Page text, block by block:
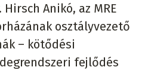
Anikó, az MRE
osztályvezető
– kötődési
fejlődés